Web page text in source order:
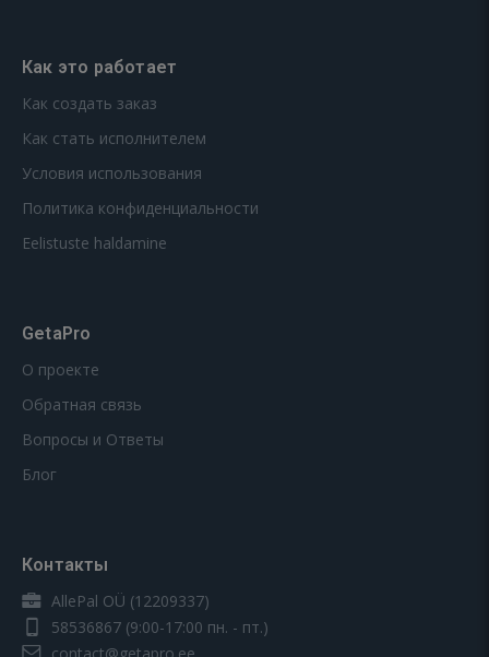
Как это работает
Как создать заказ
Как стать исполнителем
Условия использования
Политика конфиденциальности
Eelistuste haldamine
GetaPro
О проекте
Обратная связь
Вопросы и Ответы
Блог
Контакты
AllePal OÜ (12209337)
58536867 (9:00-17:00 пн. - пт.)